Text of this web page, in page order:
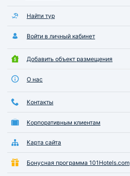
Найти тур
Войти в личный кабинет
Добавить объект размещения
О нас
Контакты
Корпоративным клиентам
Карта сайта
Бонусная программа 101Hotels.com